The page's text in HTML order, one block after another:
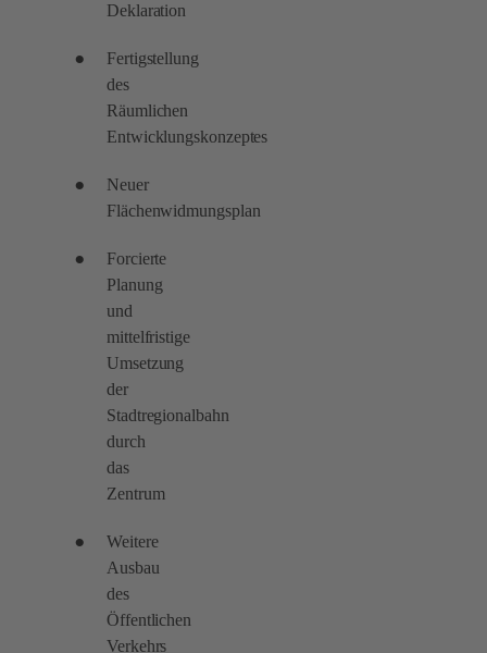
Deklaration
Fertigstellung
des
Räumlichen
Entwicklungskonzeptes
Neuer
Flächenwidmungsplan
Forcierte
Planung
und
mittelfristige
Umsetzung
der
Stadtregionalbahn
durch
das
Zentrum
Weitere
Ausbau
des
Öffentlichen
Verkehrs